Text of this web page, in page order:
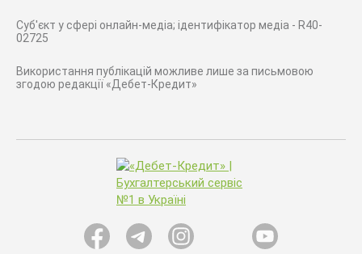
Суб'єкт у сфері онлайн-медіа; ідентифікатор медіа - R40-
02725
Використання публікацій можливе лише за письмовою
згодою редакції «Дебет-Кредит»